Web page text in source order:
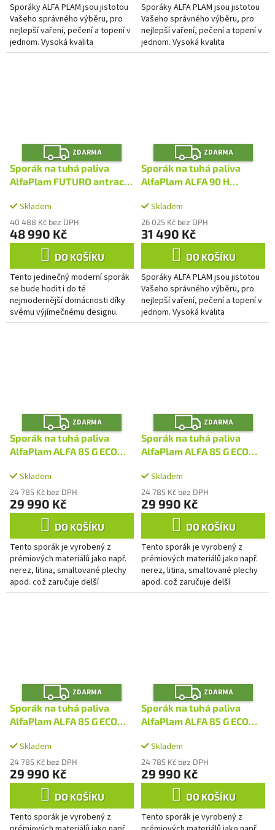
Sporáky ALFA PLAM jsou jistotou
Vašeho správného výběru, pro
nejlepší vaření, pečení a topení v
jednom. Vysoká kvalita
konstrukce, použitých materiálů i
Sporáky ALFA PLAM jsou jistotou
Vašeho správného výběru, pro
nejlepší vaření, pečení a topení v
jednom. Vysoká kvalita
konstrukce, použitých materiálů i
Z
D
A
R
M
ZDARMA
Sporák na tuhá paliva
AlfaPlam FUTURO antracit
Skladem
40 488 Kč bez DPH
48 990 Kč
DO KOŠÍKU
Tento jedinečný moderní sporák
se bude hodit i do té
nejmodernější domácnosti díky
svému výjímečnému designu.
Eleganci tomuto modelu dodává
Z
D
A
R
M
ZDARMA
Sporák na tuhá paliva
AlfaPlam ALFA 90 H
pravý
Skladem
26 025 Kč bez DPH
31 490 Kč
DO KOŠÍKU
Sporáky ALFA PLAM jsou jistotou
Vašeho správného výběru, pro
nejlepší vaření, pečení a topení v
jednom. Vysoká kvalita
konstrukce, použitých materiálů i
Z
D
A
R
M
A
ZDARMA
Sporák na tuhá paliva
AlfaPlam ALFA 85 G ECO
Skladem
24 785 Kč bez DPH
29 990 Kč
DO KOŠÍKU
Tento sporák je vyrobený z
prémiových materiálů jako např.
nerez, litina, smaltované plechy
apod. což zaručuje delší
životnost výrobku.
Z
D
A
R
M
A
ZDARMA
Sporák na tuhá paliva
AlfaPlam ALFA 85 G ECO
Skladem
24 785 Kč bez DPH
29 990 Kč
DO KOŠÍKU
Tento sporák je vyrobený z
prémiových materiálů jako např.
nerez, litina, smaltované plechy
apod. což zaručuje delší
životnost výrobku.
Z
D
A
R
M
A
ZDARMA
Sporák na tuhá paliva
AlfaPlam ALFA 85 G ECO
Skladem
24 785 Kč bez DPH
29 990 Kč
DO KOŠÍKU
Tento sporák je vyrobený z
Z
D
A
R
M
A
ZDARMA
Sporák na tuhá paliva
AlfaPlam ALFA 85 G ECO
Skladem
24 785 Kč bez DPH
29 990 Kč
DO KOŠÍKU
Tento sporák je vyrobený z